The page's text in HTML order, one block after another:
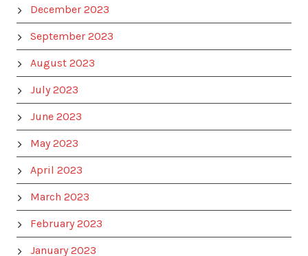
December 2023
September 2023
August 2023
July 2023
June 2023
May 2023
April 2023
March 2023
February 2023
January 2023